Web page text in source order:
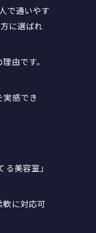
で通いやす
に選ばれ
由です。
感でき
美容室」
に対応可